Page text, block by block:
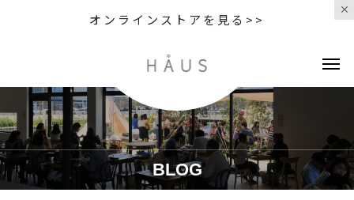
オンラインストアを見る>>
BLOG